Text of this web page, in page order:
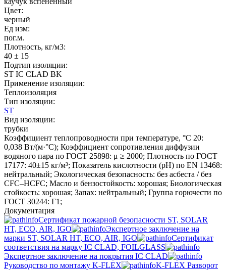
Цвет:
черный
Ед изм:
пог.м.
Плотность, кг/м3:
40 ± 15
Подтип изоляции:
ST IC CLAD BK
Применение изоляции:
Теплоизоляция
Тип изоляции:
ST
Вид изоляции:
трубки
Коэффициент теплопроводности при температуре, °C 20:
0,038 Вт/(м·°C); Коэффициент сопротивления диффузии
водяного пара по ГОСТ 25898: μ ≥ 2000; Плотность по ГОСТ
17177: 40±15 кг/м³; Показатель кислотности (pH) по EN 13468:
нейтральный; Экологическая безопасность: без асбеста / без
CFC–HCFC; Масло и бензостойкость: хорошая; Биологическая
стойкость: хорошая; Запах: нейтральный; Группа горючести по
ГОСТ 30244: Г1;
Документация
Сертификат пожарной безопасности ST, SOLAR
HT, ECO, AIR, IGO
Экспертное заключение на
марки ST, SOLAR HT, ECO, AIR, IGO
Сертификат
соответствия на марку IC CLAD, FOILGLASS
Экспертное заключение на покрытия IC CLAD
Руководство по монтажу K-FLEX
K-FLEX Разворот